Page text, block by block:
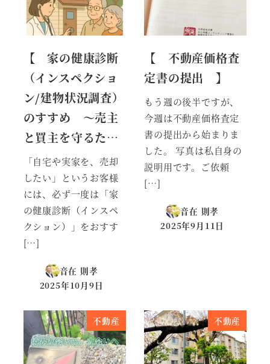
【 家の健康診断
（インスペクショ
ン/建物状況調査）
のすすめ ～売主
と買主を守るた…
「自宅や実家を、売却
したい」というお客様
には、必ず一度は「家
の健康診断（インスペ
クション）」をおすす
[…]
音在 則孝
投稿日
2025年10月9日
【 不動産価格査
定書の提出 】
もう週の後半ですが、
今週は不動産価格査定
書の提出から始まりま
した。 写真は私自身の
説明用です。ご依頼
[…]
音在 則孝
投稿日
2025年9月11日
不動産 不動産